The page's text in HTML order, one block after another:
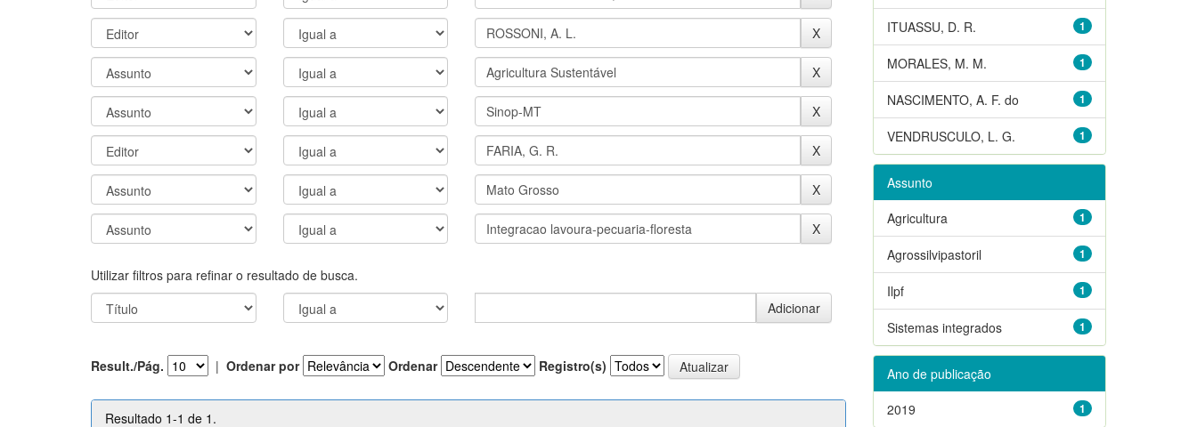
Utilizar filtros para refinar o resultado de busca.
Result./Pág. | Ordenar por Ordenar Registro(s)
Resultado 1-1 de 1.
1
ITUASSU, D. R.
1
MORALES, M. M.
1
NASCIMENTO, A. F. do
1
VENDRUSCULO, L. G.
Assunto
1
Agricultura
1
Agrossilvipastoril
1
Ilpf
1
Sistemas integrados
Ano de publicação
1
2019